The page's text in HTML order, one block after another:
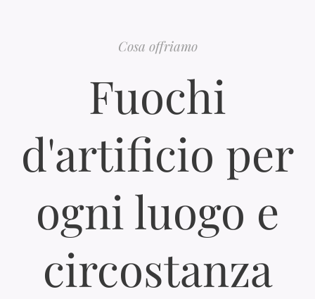
Cosa offriamo
Fuochi
d'artificio per
ogni luogo e
circostanza